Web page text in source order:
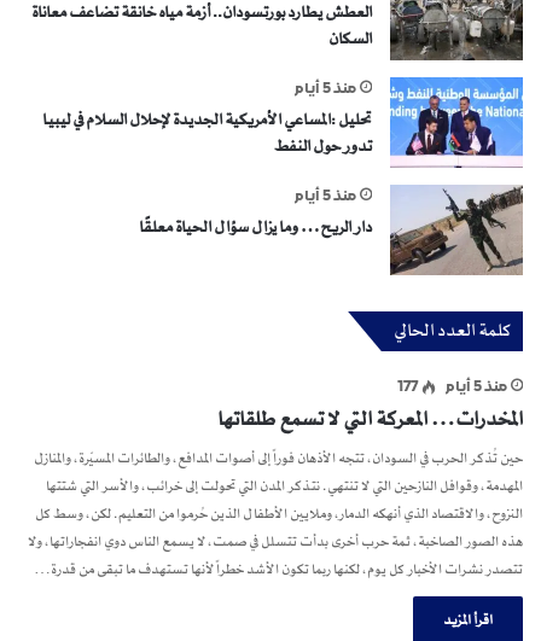
العطش يطارد بورتسودان.. أزمة مياه خانقة تضاعف معاناة
السكان
منذ 5 أيام
تحليل :المساعي الأمريكية الجديدة لإحلال السلام في ليبيا
تدور حول النفط
منذ 5 أيام
دار الريح… وما يزال سؤال الحياة معلقًا
كلمة العدد الحالي
منذ 5 أيام 177
المخدرات… المعركة التي لا تسمع طلقاتها
حين تُذكر الحرب في السودان، تتجه الأذهان فوراً إلى أصوات المدافع، والطائرات المسيّرة، والمنازل
المهدمة، وقوافل النازحين التي لا تنتهي. نتذكر المدن التي تحولت إلى خرائب، والأسر التي شتتها
النزوح، والاقتصاد الذي أنهكه الدمار، وملايين الأطفال الذين حُرموا من التعليم. لكن، وسط كل
هذه الصور الصاخبة، ثمة حرب أخرى بدأت تتسلل في صمت، لا يسمع الناس دوي انفجاراتها، ولا
تتصدر نشرات الأخبار كل يوم، لكنها ربما تكون الأشد خطراً لأنها تستهدف ما تبقى من قدرة…
اقرأ المزيد